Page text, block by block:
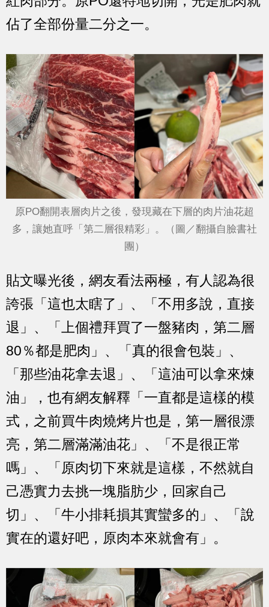
佔了全部份量二分之一。
原PO翻開表層肉片之後，發現藏在下層的肉片油花超
多，讓她直呼「第二層很精彩」。（圖／翻攝自臉書社
團）
貼文曝光後，網友看法兩極，有人認為很
誇張「這也太瞎了」、「不用多說，直接
退」、「上個禮拜買了一盤豬肉，第二層
80％都是肥肉」、「真的很會包裝」、
「那些油花拿去退」、「這油可以拿來煉
油」，也有網友解釋「一直都是這樣的模
式，之前買牛肉燒烤片也是，第一層很漂
亮，第二層滿滿油花」、「不是很正常
嗎」、「原肉切下來就是這樣，不然就自
己憑實力去挑一塊脂肪少，回家自己
切」、「牛小排耗損其實蠻多的」、「說
實在的還好吧，原肉本來就會有」。